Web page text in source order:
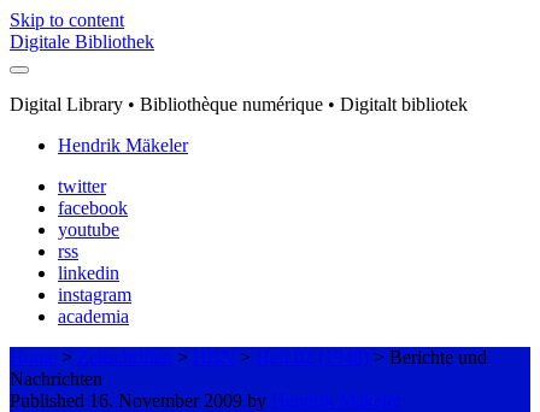
Skip to content
Digitale Bibliothek
Digital Library • Bibliothèque numérique • Digitalt bibliotek
Hendrik Mäkeler
twitter
facebook
youtube
rss
linkedin
instagram
academia
Home > Zeitschriften > HBN > Heft 02 (1948) > Berichte und
Nachrichten
Published 16. November 2009 by Hendrik Mäkeler